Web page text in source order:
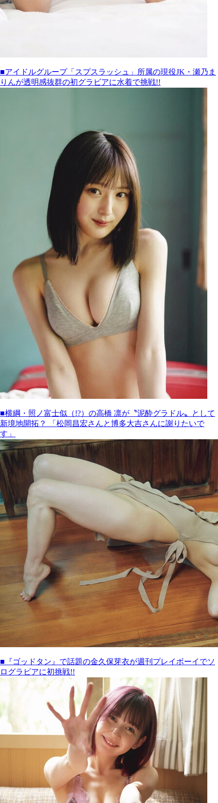
■アイドルグループ「スプスラッシュ」所属の現役JK・瀬乃ま
りんが透明感抜群の初グラビアに水着で挑戦!!
■横綱・照ノ富士似（!?）の高橋 凛が〝泥酔グラドル〟として
新境地開拓？ 「松岡昌宏さんと博多大吉さんに謝りたいで
す」
■『ゴッドタン』で話題の金久保芽衣が週刊プレイボーイでソ
ログラビアに初挑戦!!